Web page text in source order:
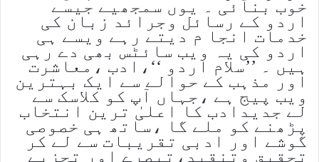
خوب بنائی ۔ یوں سمجھیے جیسے
اردو کے رسائل وجرائد زبان کی
خدمات انجا م دیتے رہے ویسے ہی
اردو کی یہ ویب سائٹس بھی دے رہی
ہیں ۔ ’’سلام اردو ‘‘،ادب ،معاشرت
اور مذہب کے حوالے سے ایک بہترین
ویب پیج ہے ،جہاں آپ کو کلاسک سے
لے جدیدادب کا اعلیٰ ترین انتخاب
پڑھنے کو ملے گا ،ساتھ ہی خصوصی
گوشے اور ادبی تقریبات سے لے کر
تحقیق وتنقید،تبصرے اور تجزیے